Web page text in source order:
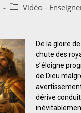
Vidéo -
De la gloire
chute des
s’éloigne
de Dieu
dérive conduit